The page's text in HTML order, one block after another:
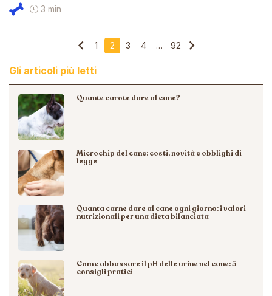
3 min
1 2 3 4 … 92
Gli articoli più letti
Quante carote dare al cane?
Microchip del cane: costi, novità e obblighi di
legge
Quanta carne dare al cane ogni giorno: i valori
nutrizionali per una dieta bilanciata
Come abbassare il pH delle urine nel cane: 5
consigli pratici